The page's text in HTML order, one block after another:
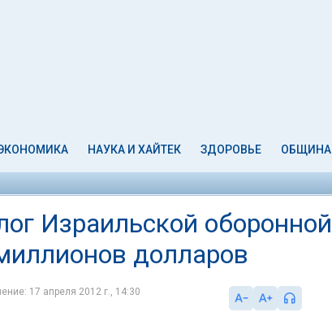
НАУКА И ХАЙТЕК ЗДОРОВЬЕ ОБЩИНА
Израильской оборонной
долларов
17 апреля 2012 г., 14:30